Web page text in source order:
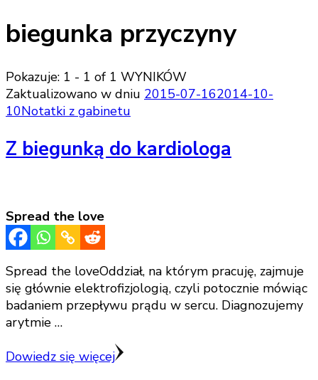
biegunka przyczyny
Pokazuje: 1 - 1 of 1 WYNIKÓW
Zaktualizowano w dniu 2015-07-162014-10-
10Notatki z gabinetu
Z biegunką do kardiologa
Spread the love
Spread the loveOddział, na którym pracuję, zajmuje
się głównie elektrofizjologią, czyli potocznie mówiąc
badaniem przepływu prądu w sercu. Diagnozujemy
arytmie …
Dowiedz się więcej